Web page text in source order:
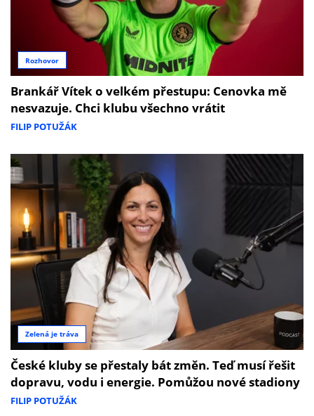
Rozhovor
Brankář Vítek o velkém přestupu: Cenovka mě
nesvazuje. Chci klubu všechno vrátit
FILIP POTUŽÁK
Zelená je tráva
České kluby se přestaly bát změn. Teď musí řešit
dopravu, vodu i energie. Pomůžou nové stadiony
FILIP POTUŽÁK